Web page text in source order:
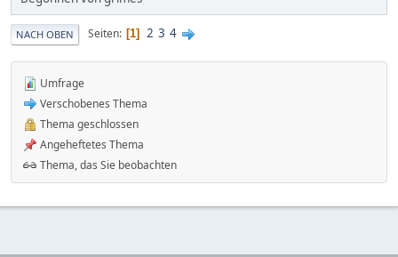
NACH OBEN Seiten 1 2 3 4
Umfrage
Verschobenes Thema
Thema geschlossen
Angeheftetes Thema
Thema, das Sie beobachten